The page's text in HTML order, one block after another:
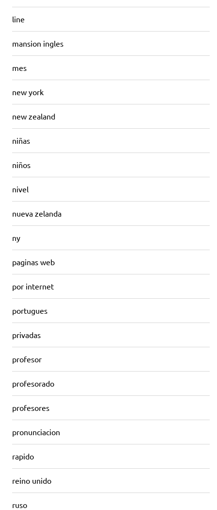
line
mansion ingles
mes
new york
new zealand
niñas
niños
nivel
nueva zelanda
ny
paginas web
por internet
portugues
privadas
profesor
profesorado
profesores
pronunciacion
rapido
reino unido
ruso